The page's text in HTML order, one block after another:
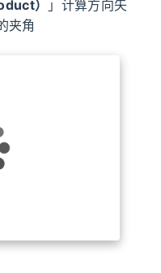
节点所在的水平面上